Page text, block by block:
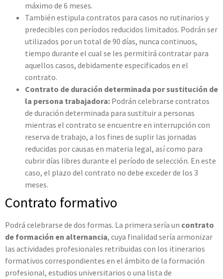
máximo de 6 meses.
También estipula contratos para casos no rutinarios y
predecibles con períodos reducidos limitados. Podrán ser
utilizados por un total de 90 días, nunca continuos,
tiempo durante el cual se les permitirá contratar para
aquellos casos, debidamente especificados en el
contrato.
Contrato de duración determinada por sustitución de
la persona trabajadora: Podrán celebrarse contratos
de duración determinada para sustituir a personas
mientras el contrato se encuentre en interrupción con
reserva de trabajo, a los fines de suplir las jornadas
reducidas por causas en materia legal, así como para
cubrir días libres durante el período de selección. En este
caso, el plazo del contrato no debe exceder de los 3
meses.
Contrato formativo
Podrá celebrarse de dos formas. La primera sería un contrato
de formación en alternancia, cuya finalidad sería armonizar
las actividades profesionales retribuidas con los itinerarios
formativos correspondientes en el ámbito de la formación
profesional, estudios universitarios o una lista de